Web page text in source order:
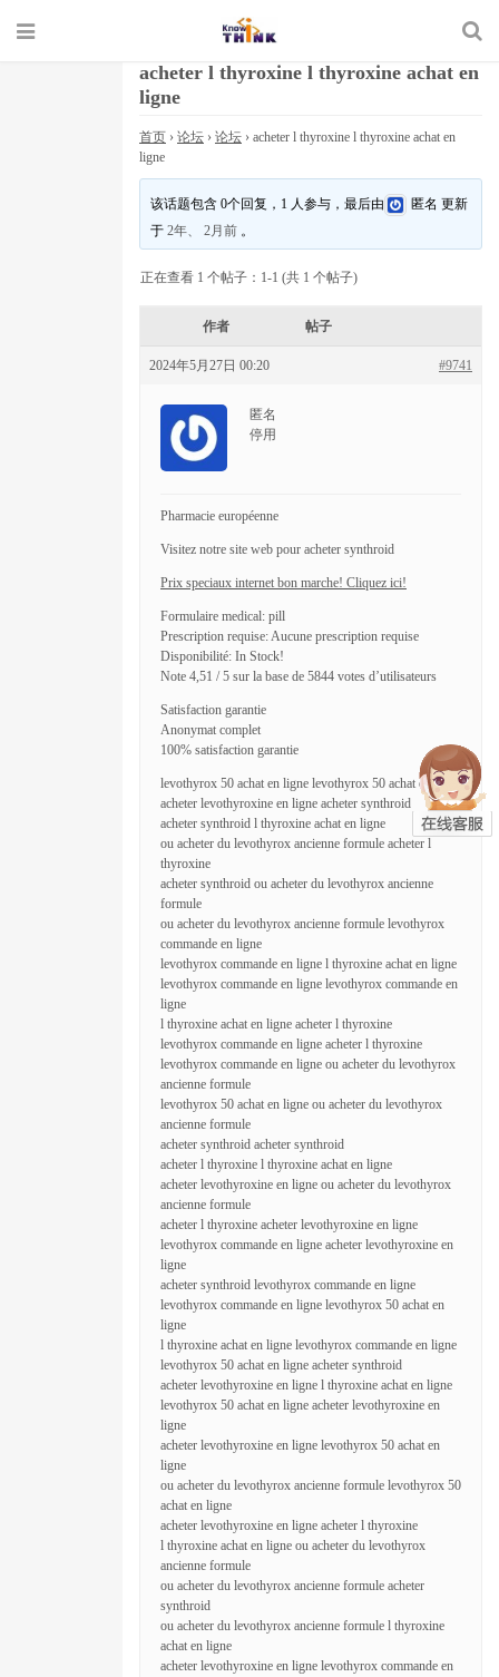
acheter l thyroxine l thyroxine achat en
ligne
首页 › 论坛 › 论坛 › acheter l thyroxine l thyroxine achat en
ligne
该话题包含 0个回复，1 人参与，最后由 匿名 更新
于2年、 2月前 。
正在查看 1 个帖子：1-1 (共 1 个帖子)
作者 帖子
2024年5月27日 00:20 #9741
匿名
停用
Pharmacie européenne
Visitez notre site web pour acheter synthroid
Prix speciaux internet bon marche! Cliquez ici!
Formulaire medical: pill
Prescription requise: Aucune prescription requise
Disponibilité: In Stock!
Note 4,51 / 5 sur la base de 5844 votes d’utilisateurs
Satisfaction garantie
Anonymat complet
100% satisfaction garantie
levothyrox 50 achat en ligne levothyrox 50 achat en ligne
acheter levothyroxine en ligne acheter synthroid
acheter synthroid l thyroxine achat en ligne
ou acheter du levothyrox ancienne formule acheter l
thyroxine
acheter synthroid ou acheter du levothyrox ancienne
formule
ou acheter du levothyrox ancienne formule levothyrox
commande en ligne
levothyrox commande en ligne l thyroxine achat en ligne
levothyrox commande en ligne levothyrox commande en
ligne
l thyroxine achat en ligne acheter l thyroxine
levothyrox commande en ligne acheter l thyroxine
levothyrox commande en ligne ou acheter du levothyrox
ancienne formule
levothyrox 50 achat en ligne ou acheter du levothyrox
ancienne formule
acheter synthroid acheter synthroid
acheter l thyroxine l thyroxine achat en ligne
acheter levothyroxine en ligne ou acheter du levothyrox
ancienne formule
acheter l thyroxine acheter levothyroxine en ligne
levothyrox commande en ligne acheter levothyroxine en
ligne
acheter synthroid levothyrox commande en ligne
levothyrox commande en ligne levothyrox 50 achat en
ligne
l thyroxine achat en ligne levothyrox commande en ligne
levothyrox 50 achat en ligne acheter synthroid
acheter levothyroxine en ligne l thyroxine achat en ligne
levothyrox 50 achat en ligne acheter levothyroxine en
ligne
acheter levothyroxine en ligne levothyrox 50 achat en
ligne
ou acheter du levothyrox ancienne formule levothyrox 50
achat en ligne
acheter levothyroxine en ligne acheter l thyroxine
l thyroxine achat en ligne ou acheter du levothyrox
ancienne formule
ou acheter du levothyrox ancienne formule acheter
synthroid
ou acheter du levothyrox ancienne formule l thyroxine
achat en ligne
acheter levothyroxine en ligne levothyrox commande en